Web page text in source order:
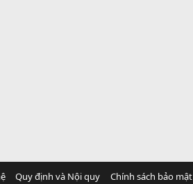
Quy định và Nội quy Chính sách bảo mật